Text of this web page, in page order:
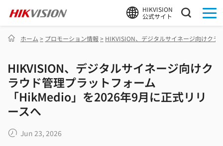
HIKVISION
公式サイト
ホーム > プロモーション情報 > HIKVISION、デジタルサイネージ向けク
HIKVISION、デジタルサイネージ向けク
ラウド管理プラットフォーム
「HikMedio」を2026年9月に正式リリ
ースへ
Jun 23, 2026